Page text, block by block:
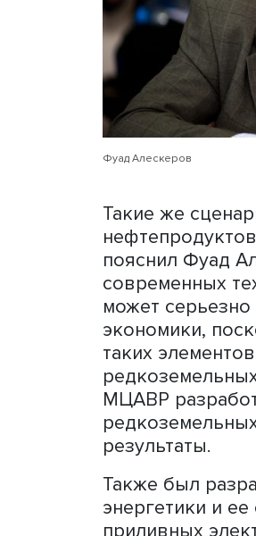
Сотрудники
основных
динамики
Россией
наиболее
Фуад Алескеров